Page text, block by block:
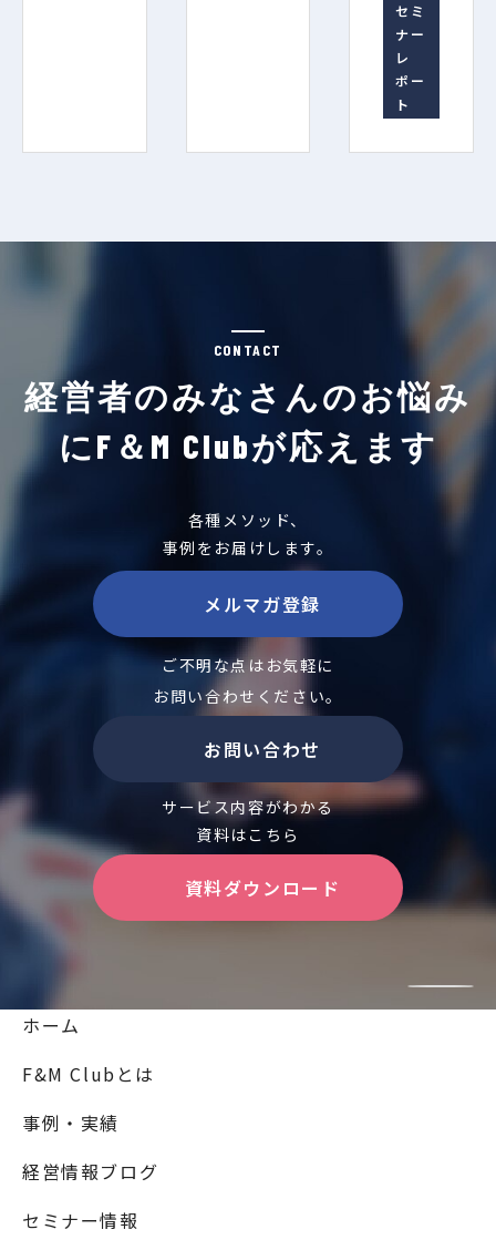
セミ
ナー
レ
ポー
ト
CONTACT
経営者のみなさんのお悩み
にF＆M Clubが応えます
各種メソッド、
事例をお届けします。
メルマガ登録
ご不明な点はお気軽に
お問い合わせください。
お問い合わせ
サービス内容がわかる
資料はこちら
資料ダウンロード
ホーム
F&M Clubとは
事例・実績
経営情報ブログ
セミナー情報